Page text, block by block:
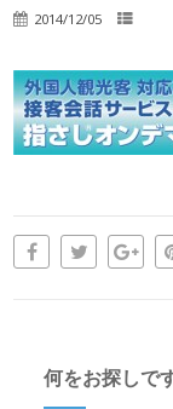
2014/12/05
何をお探しで